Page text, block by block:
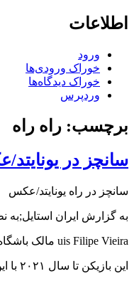
اطلاعات
ورود
خوراک ورودی‌ها
خوراک دیدگاه‌ها
وردپرس
برچسب: راه راه
سانچز در
سانچز در راه یونایتد/عکس
به گزارش ایران استایل;به نظر میرسد که
uis Filipe Vieira مالک باشگاه بنفیکا به منچستر رفته است تا درباره انتقال هافبک ۱۸ ساله خود با سران یونایتد گفتگو کند.
این بازیکن تا سال ۲۰۲۱ با این بازیکن قرارداد دارد و ۶۰میلیون پوند هزینه لغو قرارداداین بازیکن پرتغالی است ولی به نظر میرسد که سران این باشگاه با ۴۶میلیون پوند به توافق رسیده اند.